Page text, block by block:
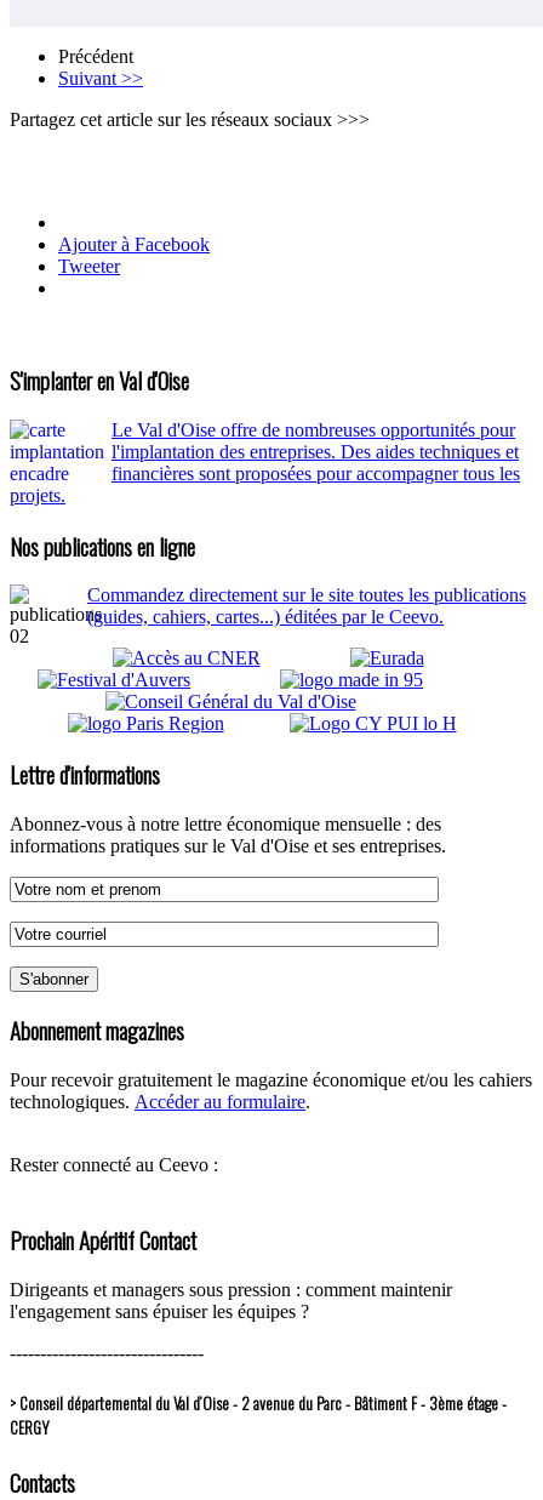
Précédent
Suivant >>
Partagez cet article sur les réseaux sociaux >>>
Ajouter à Facebook
Tweeter
S'implanter en Val d'Oise
Le Val d'Oise offre de nombreuses opportunités pour
l'implantation des entreprises. Des aides techniques et
financières sont proposées pour accompagner tous les
projets.
Nos publications en ligne
Commandez directement sur le site toutes les publications
(guides, cahiers, cartes...) éditées par le Ceevo.
Lettre d'informations
Abonnez-vous à notre lettre économique mensuelle : des
informations pratiques sur le Val d'Oise et ses entreprises.
Abonnement magazines
Pour recevoir gratuitement le magazine économique et/ou les cahiers
technologiques. Accéder au formulaire.
Rester connecté au Ceevo :
Prochain Apéritif Contact
Dirigeants et managers sous pression : comment maintenir
l'engagement sans épuiser les équipes ?
--------------------------------
> Conseil départemental du Val d’Oise - 2 avenue du Parc - Bâtiment F - 3ème étage -
CERGY
Contacts